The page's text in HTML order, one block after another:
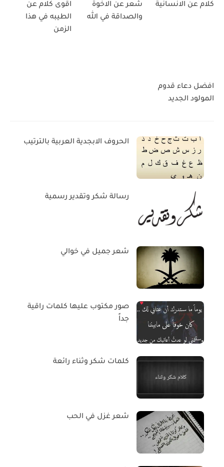
كلام عن الانسانية
شعر عن الاخوة
والصداقة في الله
اقوى كلام عن
الطيبه في هذا
الزمن
افضل دعاء قدوم
المولود الجديد
الحروف الابجدية العربية بالترتيب
رسالة شكر وتقدير رسمية
شعر جميل في خوالي
صور مكتوب عليها كلمات راقية
جداً
كلمات شكر وثناء رائعة
شعر غزل في الحب